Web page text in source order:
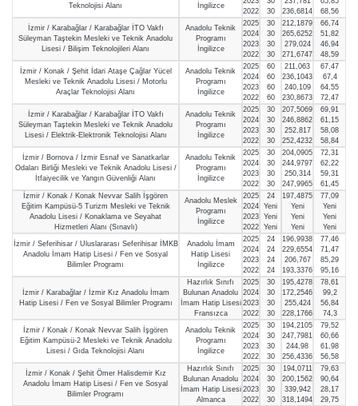
Teknolojisi Alanı
İngilizce
2022
30
236,6814
68,56
İzmir / Karabağlar / Karabağlar İTO Vakfı
Süleyman Taştekin Mesleki ve Teknik Anadolu
Lisesi / Bilişim Teknolojileri Alanı
Anadolu Teknik
Programı
İngilizce
2025
2024
2023
2022
30
30
30
30
212,1879
265,6252
279,024
271,6747
66,74
51,82
46,94
48,59
İzmir / Konak / Şehit İdari Ataşe Çağlar Yücel
Mesleki ve Teknik Anadolu Lisesi / Motorlu
Araçlar Teknolojisi Alanı
Anadolu Teknik
Programı
İngilizce
2025
2024
2023
2022
60
60
60
60
211,063
236,1043
240,109
230,8673
67,47
67,4
64,55
72,47
İzmir / Karabağlar / Karabağlar İTO Vakfı
Süleyman Taştekin Mesleki ve Teknik Anadolu
Lisesi / Elektrik-Elektronik Teknolojisi Alanı
Anadolu Teknik
Programı
İngilizce
2025
2024
2023
2022
30
30
30
30
207,5069
246,8862
252,817
252,4232
69,91
61,15
58,08
58,84
İzmir / Bornova / İzmir Esnaf ve Sanatkarlar
Odaları Birliği Mesleki ve Teknik Anadolu Lisesi /
İtfaiyecilik ve Yangın Güvenliği Alanı
Anadolu Teknik
Programı
İngilizce
2025
2024
2023
2022
30
30
30
30
204,0905
244,9797
250,314
247,9965
72,31
62,22
59,31
61,45
İzmir / Konak / Konak Nevvar Salih İşgören
Eğitim Kampüsü-5 Turizm Mesleki ve Teknik
Anadolu Lisesi / Konaklama ve Seyahat
Hizmetleri Alanı (Sınavlı)
Anadolu Meslek
Programı
İngilizce
2025
2024
2023
2022
24
Yeni
Yeni
Yeni
197,4875
Yeni
Yeni
Yeni
77,09
Yeni
Yeni
Yeni
İzmir / Seferihisar / Uluslararası Seferihisar İMKB
Anadolu İmam Hatip Lisesi / Fen ve Sosyal
Bilimler Programı
Anadolu İmam
Hatip Lisesi
İngilizce
2025
2024
2023
2022
24
24
24
24
196,9938
229,6554
206,767
193,3376
77,46
71,47
85,29
95,16
İzmir / Karabağlar / İzmir Kız Anadolu İmam
Hatip Lisesi / Fen ve Sosyal Bilimler Programı
Hazırlık Sınıfı
Bulunan Anadolu
İmam Hatip Lisesi
Fransızca
2025
2024
2023
2022
30
30
30
30
195,4278
172,2546
255,424
228,1766
78,61
99,2
56,84
74,3
İzmir / Konak / Konak Nevvar Salih İşgören
Eğitim Kampüsü-2 Mesleki ve Teknik Anadolu
Lisesi / Gıda Teknolojisi Alanı
Anadolu Teknik
Programı
İngilizce
2025
2024
2023
2022
30
30
30
30
194,2105
247,7981
244,98
256,4336
79,52
60,66
61,98
56,58
İzmir / Konak / Şehit Ömer Halisdemir Kız
Anadolu İmam Hatip Lisesi / Fen ve Sosyal
Bilimler Programı
Hazırlık Sınıfı
Bulunan Anadolu
İmam Hatip Lisesi
Almanca
2025
2024
2023
2022
30
30
30
30
194,0711
200,1562
339,942
318,1494
79,63
90,64
28,17
29,75